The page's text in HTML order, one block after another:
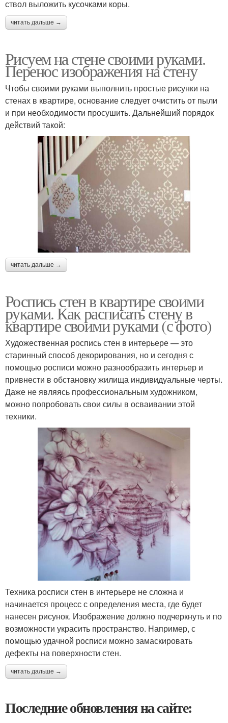
ствол выложить кусочками коры.
читать дальше →
Рисуем на стене своими руками.
Перенос изображения на стену
Чтобы своими руками выполнить простые рисунки на
стенах в квартире, основание следует очистить от пыли
и при необходимости просушить. Дальнейший порядок
действий такой:
читать дальше →
Роспись стен в квартире своими
руками. Как расписать стену в
квартире своими руками (с фото)
Художественная роспись стен в интерьере — это
старинный способ декорирования, но и сегодня с
помощью росписи можно разнообразить интерьер и
привнести в обстановку жилища индивидуальные черты.
Даже не являясь профессиональным художником,
можно попробовать свои силы в осваивании этой
техники.
Техника росписи стен в интерьере не сложна и
начинается процесс с определения места, где будет
нанесен рисунок. Изображение должно подчеркнуть и по
возможности украсить пространство. Например, с
помощью удачной росписи можно замаскировать
дефекты на поверхности стен.
читать дальше →
Последние обновления на сайте: